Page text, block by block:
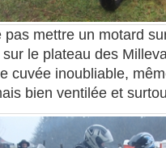
mettre un motard
le plateau des
cuvée inoubliable,
bien ventilée et